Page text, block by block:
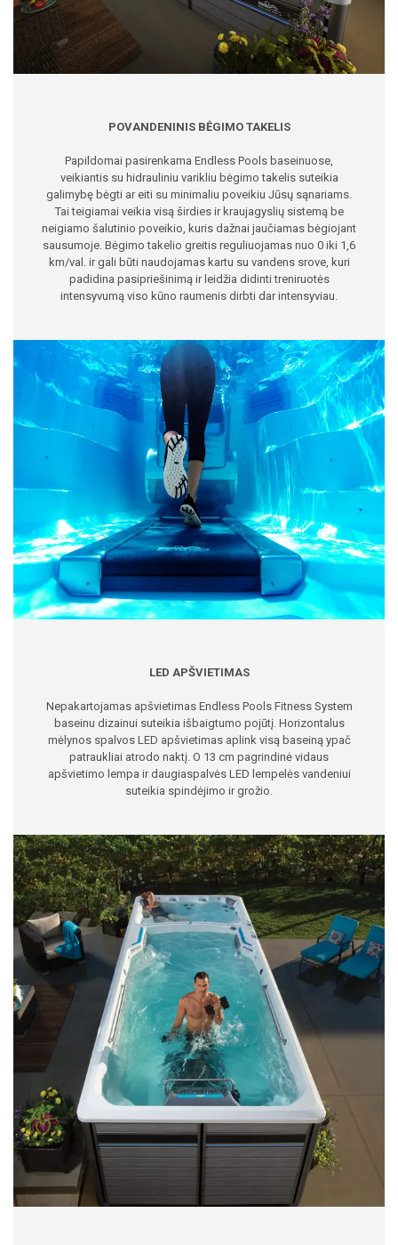
POVANDENINIS BĖGIMO TAKELIS
Papildomai pasirenkama Endless Pools baseinuose,
veikiantis su hidrauliniu varikliu bėgimo takelis suteikia
galimybę bėgti ar eiti su minimaliu poveikiu Jūsų sąnariams.
Tai teigiamai veikia visą širdies ir kraujagyslių sistemą be
neigiamo šalutinio poveikio, kuris dažnai jaučiamas bėgiojant
sausumoje. Bėgimo takelio greitis reguliuojamas nuo 0 iki 1,6
km/val. ir gali būti naudojamas kartu su vandens srove, kuri
padidina pasipriešinimą ir leidžia didinti treniruotės
intensyvumą viso kūno raumenis dirbti dar intensyviau.
LED APŠVIETIMAS
Nepakartojamas apšvietimas Endless Pools Fitness System
baseinu dizainui suteikia išbaigtumo pojūtį. Horizontalus
mėlynos spalvos LED apšvietimas aplink visą baseiną ypač
patraukliai atrodo naktį. O 13 cm pagrindinė vidaus
apšvietimo lempa ir daugiaspalvės LED lempelės vandeniui
suteikia spindėjimo ir grožio.